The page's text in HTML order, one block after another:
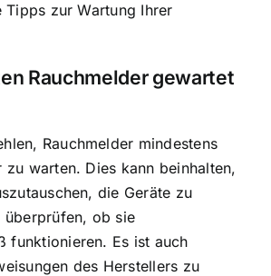
Tipps zur Wartung Ihrer
Rauchmelder gewartet
Rauchmelder mindestens
warten. Dies kann beinhalten,
die Geräte zu
überprüfen, ob sie
funktionieren. Es ist auch
des Herstellers zu